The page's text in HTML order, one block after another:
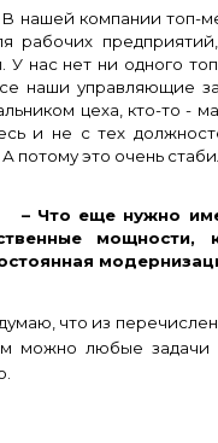
В нашей компании топ-
рабочих
У нас нет ни одного
наши управляющие
цеха, кто-то -
и не с тех
потому это очень
нужно иметь
мощности,
что из
можно любые